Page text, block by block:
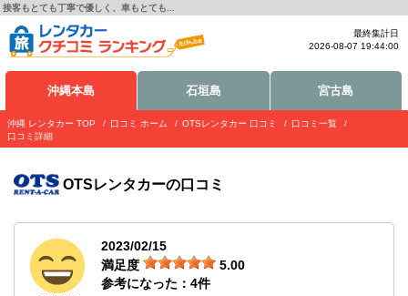
接客もとても丁寧で優しく、車もとても...
最終集計日
2026-08-07 19:44:00
沖縄本島 石垣島 宮古島
沖縄 レンタカー TOP 口コミ ホーム OTSレンタカー 口コミ
口コミ一覧
口コミ詳細
OTSレンタカーの口コミ
2023/02/15
満足度
5.00
参考になった： 4件